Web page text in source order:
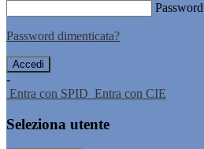
Password
Password dimenticata?
-
Entra con SPID Entra con CIE
Seleziona utente